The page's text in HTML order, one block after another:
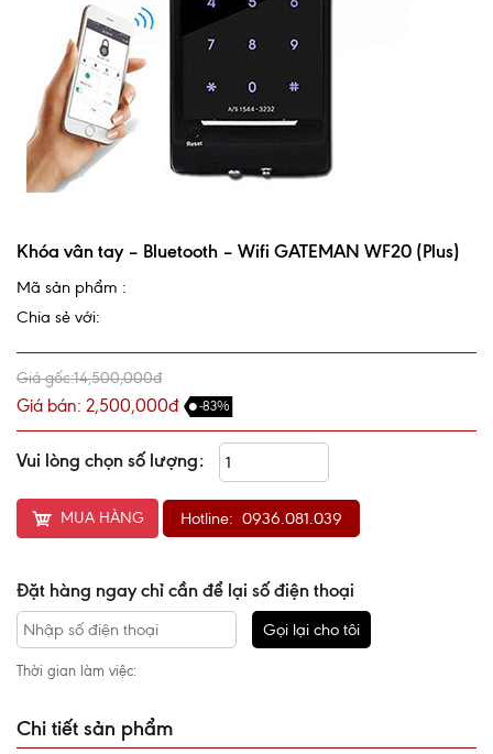
Khóa vân tay – Bluetooth – Wifi GATEMAN WF20 (Plus)
Mã sản phẩm :
Chia sẻ với:
Giá gốc:14,500,000đ
Giá bán: 2,500,000đ -83%
Vui lòng chọn số lượng:
MUA HÀNG Hotline: 0936.081.039
Đặt hàng ngay chỉ cần để lại số điện thoại
Gọi lại cho tôi
Thời gian làm việc:
Chi tiết sản phẩm